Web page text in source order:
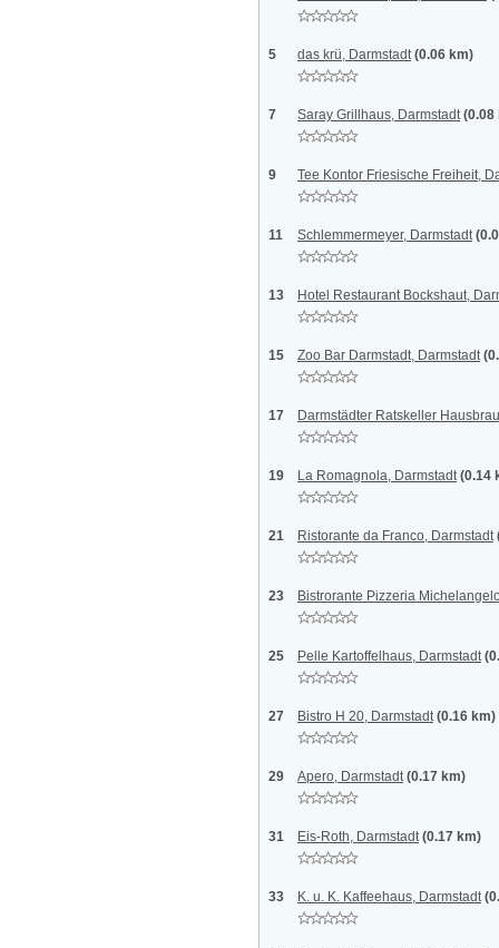
5 das krü, Darmstadt (0.06 km)
7 Saray Grillhaus, Darmstadt (0.08
9 Tee Kontor Friesische Freiheit,
11 Schlemmermeyer, Darmstadt
13 Hotel Restaurant Bockshaut,
15 Zoo Bar Darmstadt, Darmstadt
17 Darmstädter Ratskeller
19 La Romagnola, Darmstadt (0.14
21 Ristorante da Franco, Darmstadt
23 Bistrorante Pizzeria
25 Pelle Kartoffelhaus, Darmstadt
27 Bistro H 20, Darmstadt (0.16 km)
29 Apero, Darmstadt (0.17 km)
31 Eis-Roth, Darmstadt (0.17 km)
33 K. u. K. Kaffeehaus, Darmstadt